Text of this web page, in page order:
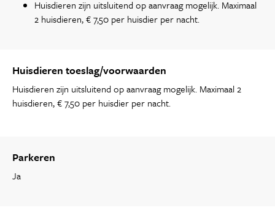
Huisdieren zijn uitsluitend op aanvraag mogelijk. Maximaal
2 huisdieren, € 7,50 per huisdier per nacht.
Huisdieren toeslag/voorwaarden
Huisdieren zijn uitsluitend op aanvraag mogelijk. Maximaal 2
huisdieren, € 7,50 per huisdier per nacht.
Parkeren
Ja